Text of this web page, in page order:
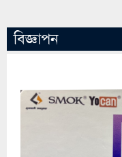
বিজ্ঞাপন